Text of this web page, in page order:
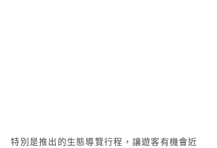
特別是推出的生態導覽行程，讓遊客有機會近